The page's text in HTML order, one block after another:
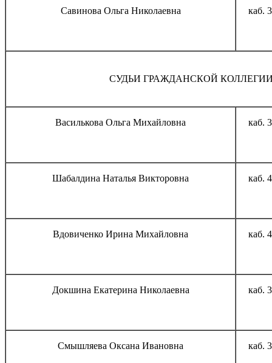
Савинова Ольга Николаевна каб.
СУДЬИ ГРАЖДАНСКОЙ
Василькова Ольга Михайловна каб.
Шабалдина Наталья Викторовна каб.
Вдовиченко Ирина Михайловна каб.
Докшина Екатерина Николаевна каб.
Смышляева Оксана Ивановна каб.